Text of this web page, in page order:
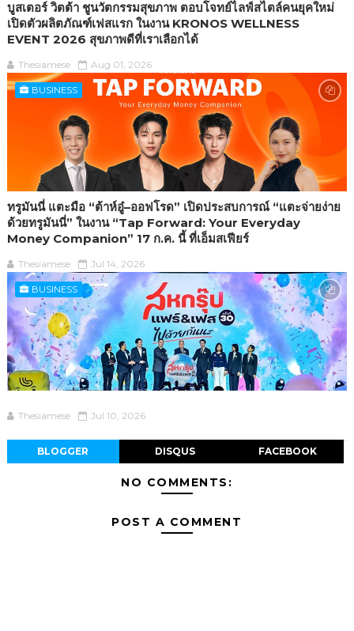
บูสเตอร์ วิตต้า ชูนวัตกรรมสุขภาพ ตอบโจทย์ไลฟ์สไตล์คนยุคใหม่
เปิดตัวผลิตภัณฑ์เฟสแรก ในงาน KRONOS WELLNESS
EVENT 2026 สุขภาพดีที่เราเลือกได้
Thesiamese Aug 01, 2026
BUSINESS
ทรูมันนี่ แตะมือ “ต้าห์อู๋–ออฟโรด” เปิดประสบการณ์ “แตะจ่ายง่าย
ด้วยทรูมันนี่” ในงาน “Tap Forward: Your Everyday
Money Companion” 17 ก.ค. นี้ ที่เอ็มสเฟียร์
Thesiamese Jul 14, 2026
BUSINESS
Thesiamese Jul 10, 2026
BLOGGER DISQUS FACEBOOK
NO COMMENTS:
POST A COMMENT